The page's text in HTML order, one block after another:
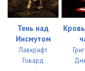
Тень над
Инсмутом
Лавкрафт
Говард